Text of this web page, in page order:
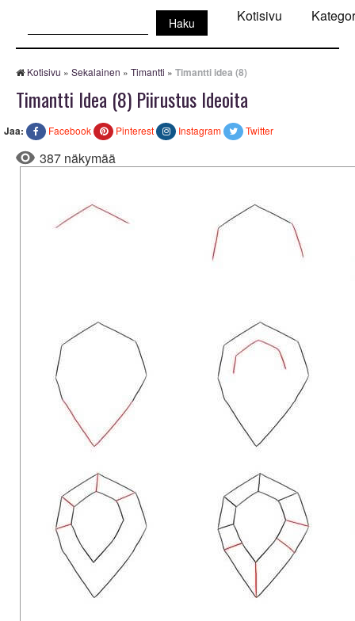
Kotisivu
Kotisivu » Sekalainen » Timantti » Timantti idea (8)
Timantti Idea (8) Piirustus Ideoita
Jaa: Facebook Pinterest Instagram Twitter
387 näkymää